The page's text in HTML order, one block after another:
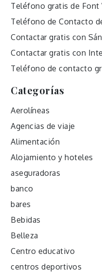
Teléfono gratis de Font
Teléfono de Contacto
Contactar gratis con
Contactar gratis con
Teléfono de contacto
Categorías
Aerolíneas
Agencias de viaje
Alimentación
Alojamiento y hoteles
aseguradoras
banco
bares
Bebidas
Belleza
Centro educativo
centros deportivos